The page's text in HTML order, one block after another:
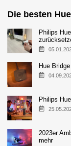
Die besten
Philips
Hue
Philips
2023er
mehr